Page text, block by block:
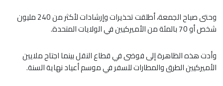
وحتى صباح الجمعة، أطلقت تحذيرات وإرشادات لأكثر من 240 مليون
شخص أو 70 بالمئة من الأميركيين في الولايات المتحدة.
وأدت هذه الظاهرة إلى فوضى في قطاع النقل بينما اجتاح ملايين
الأميركيين الطرق والمطارات للسفر في موسم أعياد نهاية السنة.